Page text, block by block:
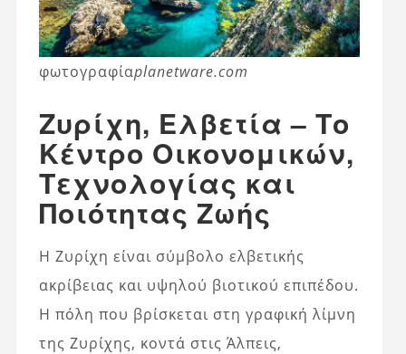
φωτογραφίαplanetware.com
Ζυρίχη, Ελβετία – Το
Κέντρο Οικονομικών,
Τεχνολογίας και
Ποιότητας Ζωής
Η Ζυρίχη είναι σύμβολο ελβετικής
ακρίβειας και υψηλού βιοτικού επιπέδου.
Η πόλη που βρίσκεται στη γραφική λίμνη
της Ζυρίχης, κοντά στις Άλπεις,